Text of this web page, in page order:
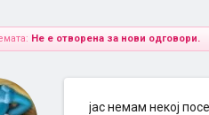
Не е отворена за нови одговори.
јас немам некој